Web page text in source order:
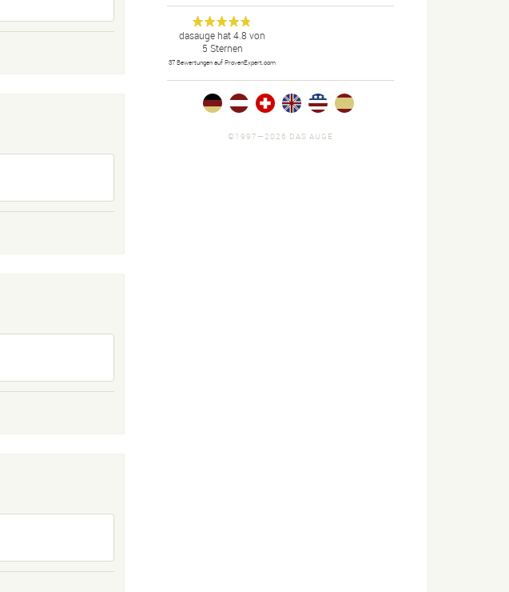
dasauge
Designer,
Fotografen,
Agenturen,
Portfolios
und Jobs.
Anonym
dasauge hat4.8 von
5 Sternen
37 Bewertungen auf ProvenExpert.com
©1997—2026 DAS AUGE